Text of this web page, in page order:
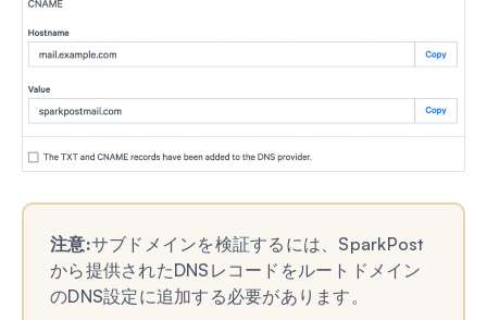
注意:サブドメインを検証するには、SparkPost
から提供されたDNSレコードをルートドメイン
のDNS設定に追加する必要があります。